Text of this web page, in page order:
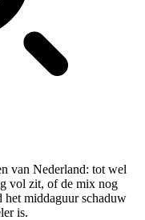
van Nederland: tot wel
vol zit, of de mix nog
het middaguur schaduw
is.